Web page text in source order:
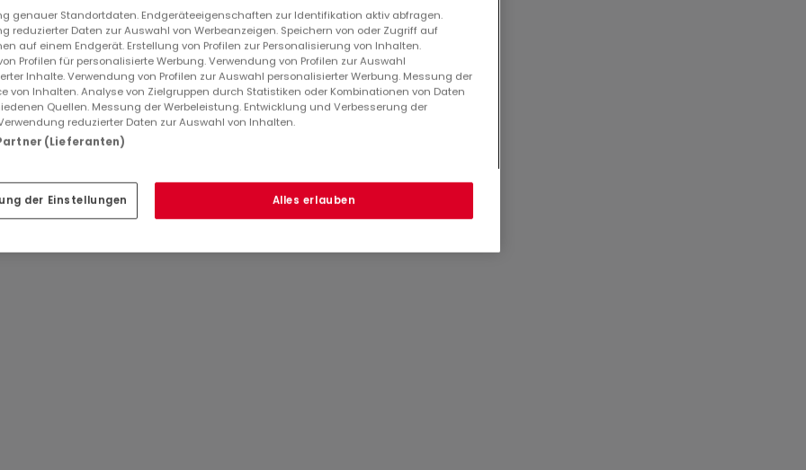
de financement grâce à ses partenaires bancaires.
peut être proposé, incluant une assurance loyer pour une
genauer Standortdaten. Endgeräteeigenschaften zur Identifikation aktiv abfragen.
reduzierter Daten zur Auswahl von Werbeanzeigen. Speichern von oder Zugriff auf
auf einem Endgerät. Erstellung von Profilen zur Personalisierung von Inhalten.
Profilen für personalisierte Werbung. Verwendung von Profilen zur Auswahl
Inhalte. Verwendung von Profilen zur Auswahl personalisierter Werbung. Messung der
von Inhalten. Analyse von Zielgruppen durch Statistiken oder Kombinationen von Daten
Quellen. Messung der Werbeleistung. Entwicklung und Verbesserung der
reduzierter Daten zur Auswahl von Inhalten.
(Lieferanten)
der Einstellungen Alles erlauben